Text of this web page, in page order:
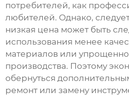
потребителей, как
любителей. Однако,
низкая цена может быть
использования менее
материалов или
производства. Поэтому
обернуться
ремонт или замену